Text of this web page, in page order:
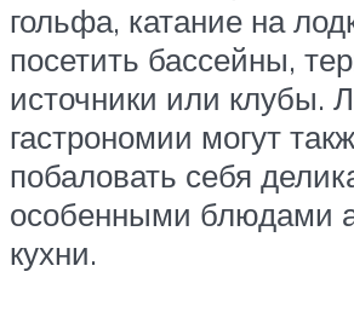
гольфа, катание на
посетить бассейны,
источники или клубы.
гастрономии могут
побаловать себя
особенными блюдами
кухни.